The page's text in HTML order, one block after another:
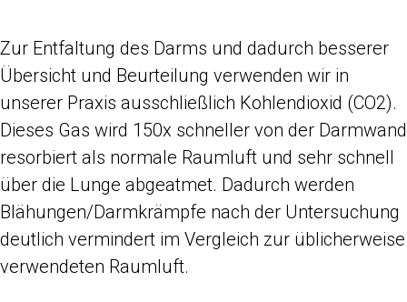
Zur Entfaltung des Darms und dadurch besserer
Übersicht und Beurteilung verwenden wir in
unserer Praxis ausschließlich Kohlendioxid (CO2).
Dieses Gas wird 150x schneller von der Darmwand
resorbiert als normale Raumluft und sehr schnell
über die Lunge abgeatmet. Dadurch werden
Blähungen/Darmkrämpfe nach der Untersuchung
deutlich vermindert im Vergleich zur üblicherweise
verwendeten Raumluft.